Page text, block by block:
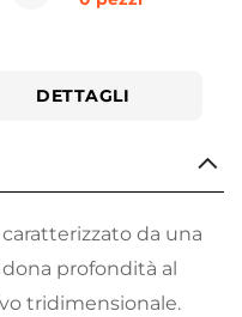
DETTAGLI
da una
profondità al
tridimensionale.